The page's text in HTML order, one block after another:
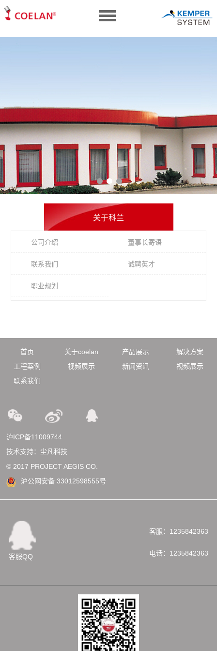
关于科兰
公司介绍 董事长寄语
联系我们 诚聘英才
职业规划
首页 关于coelan 产品展示
解决方案
工程案例
视频展示 新闻资讯
视频展示
联系我们
沪ICP备11009744
技术支持：尘凡科技
© 2017 PROJECT AEGIS CO.
沪公网安备 33012598555号
客服QQ
客服：1235842363
电话：1235842363